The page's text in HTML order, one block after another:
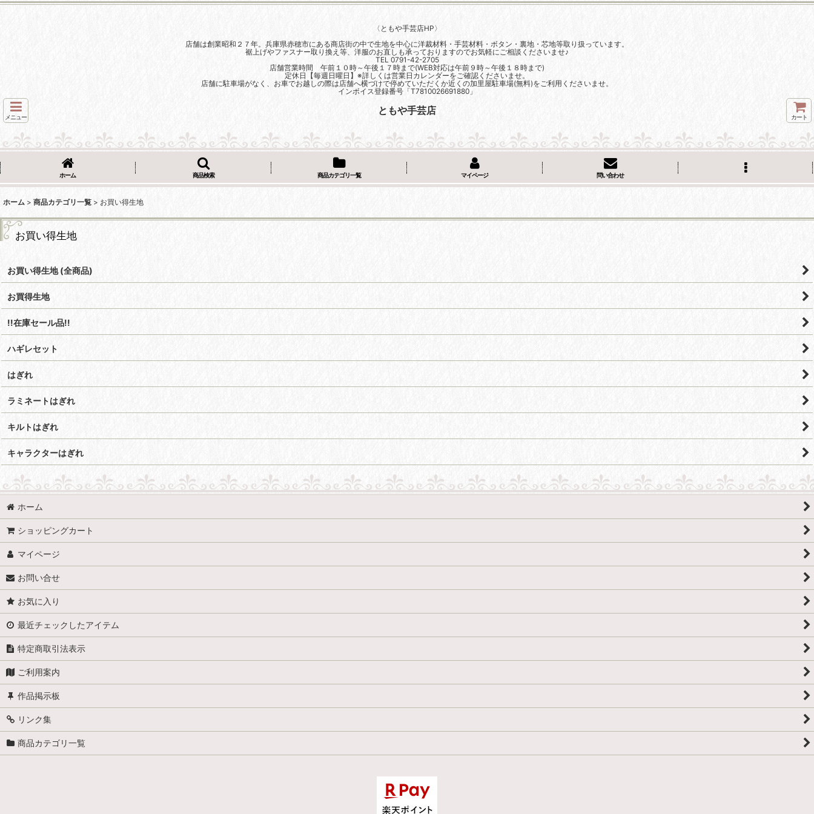
〈ともや手芸店HP〉
店舗は創業昭和２７年。兵庫県赤穂市にある商店街の中で生地を中心に洋裁材料・手芸材料・ボタン・裏地・芯地等取り扱っています。
裾上げやファスナー取り換え等、洋服のお直しも承っておりますのでお気軽にご相談くださいませ♪
TEL 0791-42-2705
店舗営業時間 午前１０時～午後１７時まで(WEB対応は午前９時～午後１８時まで)
定休日【毎週日曜日】※詳しくは営業日カレンダーをご確認くださいませ。
店舗に駐車場がなく、お車でお越しの際は店舗へ横づけで停めていただくか近くの加里屋駐車場(無料)をご利用くださいませ。
インボイス登録番号「T7810026691880」
メニュー
ともや手芸店
カート
ホーム 商品検索 商品カテゴリ一覧 マイページ 問い合わせ
ホーム > 商品カテゴリ一覧 > お買い得生地
お買い得生地
お買い得生地 (全商品)
お買得生地
!!在庫セール品!!
ハギレセット
はぎれ
ラミネートはぎれ
キルトはぎれ
キャラクターはぎれ
ホーム
ショッピングカート
マイページ
お問い合せ
お気に入り
最近チェックしたアイテム
特定商取引法表示
ご利用案内
作品掲示板
リンク集
商品カテゴリ一覧